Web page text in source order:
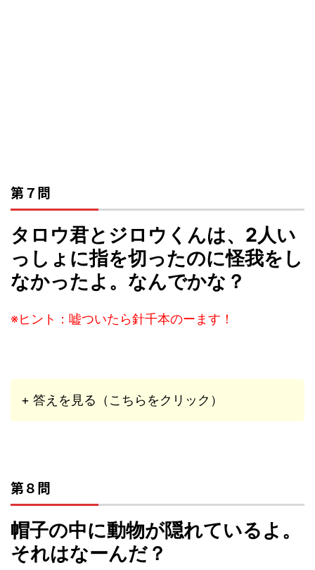
第７問
タロウ君とジロウくんは、2人い
っしょに指を切ったのに怪我をし
なかったよ。なんでかな？
※ヒント：嘘ついたら針千本のーます！
+ 答えを見る（こちらをクリック）
第８問
帽子の中に動物が隠れているよ。
それはなーんだ？